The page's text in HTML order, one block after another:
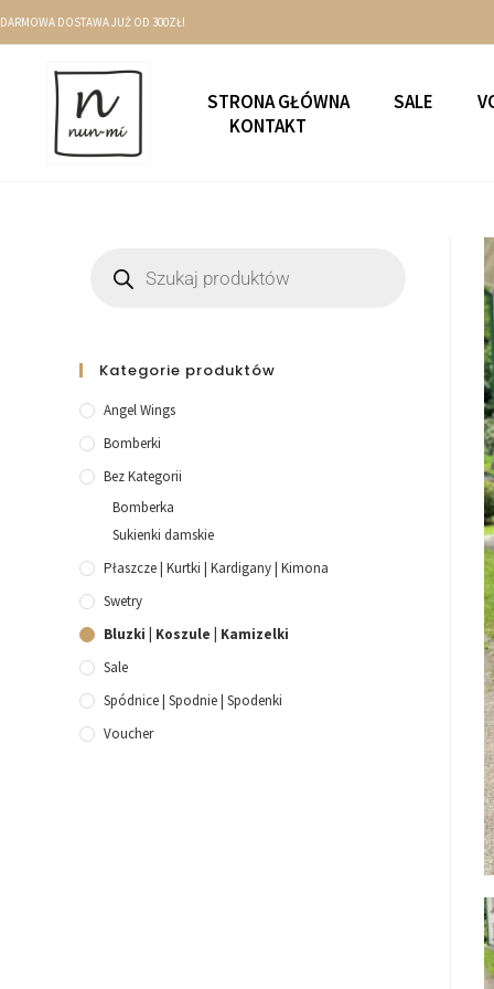
DARMOWA DOSTAWA JUŻ OD 300ZŁ!
STRONA GŁÓWNA SALE
KONTAKT
Kategorie produktów
Angel Wings
Bomberki
Bez Kategorii
Bomberka
Sukienki damskie
Płaszcze | Kurtki | Kardigany | Kimona
Swetry
Bluzki | Koszule | Kamizelki
Sale
Spódnice | Spodnie | Spodenki
Voucher